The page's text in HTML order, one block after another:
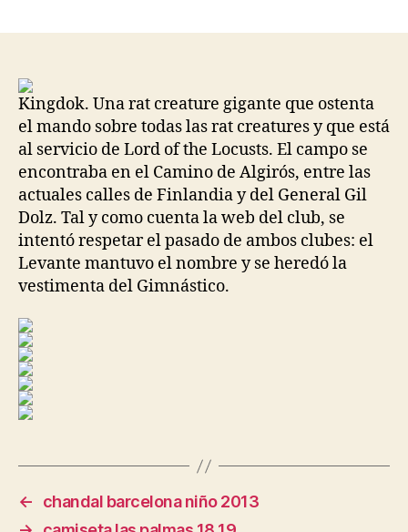
Kingdok. Una rat creature gigante que ostenta
el mando sobre todas las rat creatures y que está
al servicio de Lord of the Locusts. El campo se
encontraba en el Camino de Algirós, entre las
actuales calles de Finlandia y del General Gil
Dolz. Tal y como cuenta la web del club, se
intentó respetar el pasado de ambos clubes: el
Levante mantuvo el nombre y se heredó la
vestimenta del Gimnástico.
←
chandal barcelona niño 2013